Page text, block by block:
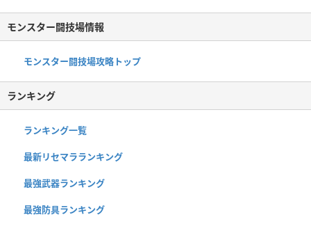
モンスター闘技場情報
モンスター闘技場攻略トップ
ランキング
ランキング一覧
最新リセマラランキング
最強武器ランキング
最強防具ランキング